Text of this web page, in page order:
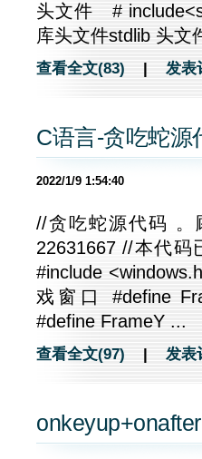
头文件 #
库头文件stdlib 头文
查看全文(83) | 发表
C语言-贪吃蛇源
2022/1/9 1:54:40
//贪吃蛇源代码 。
22631667 //本代码
#include
戏窗口 #define
#define FrameY ...
查看全文(97) | 发表